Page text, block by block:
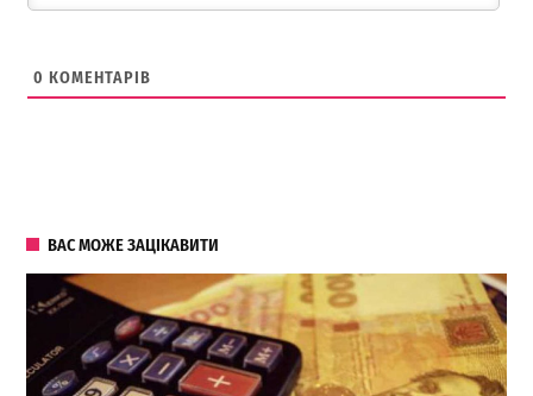
0 КОМЕНТАРІВ
ВАС МОЖЕ ЗАЦІКАВИТИ